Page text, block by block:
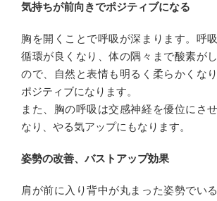
気持ちが前向きでポジティブになる
胸を開くことで呼吸が深まります。呼
循環が良くなり、体の隅々まで酸素が
ので、自然と表情も明るく柔らかくな
ポジティブになります。
また、胸の呼吸は交感神経を優位にさ
なり、やる気アップにもなります。
姿勢の改善、バストアップ効果
肩が前に入り背中が丸まった姿勢でい